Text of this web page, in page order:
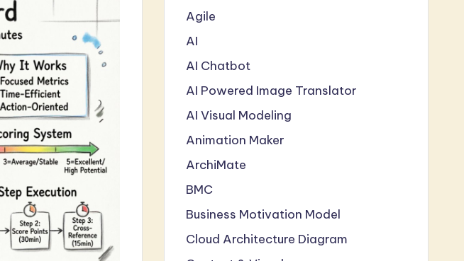
Agile
AI
AI Chatbot
AI Powered Image Translator
AI Visual Modeling
Animation Maker
ArchiMate
BMC
Business Motivation Model
Cloud Architecture Diagram